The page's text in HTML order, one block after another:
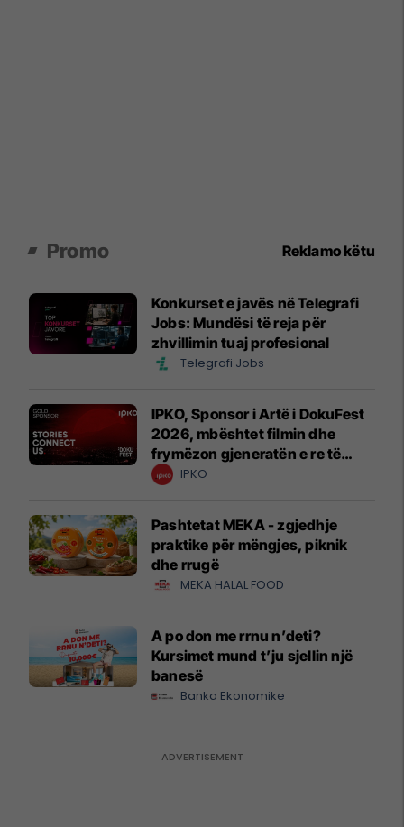
Promo Reklamo këtu
Konkurset e javës në Telegrafi
Jobs: Mundësi të reja për
zhvillimin tuaj profesional
Telegrafi Jobs
IPKO, Sponsor i Artë i DokuFest
2026, mbështet filmin dhe
frymëzon gjeneratën e re të
krijuesve
IPKO
Pashtetat MEKA - zgjedhje
praktike për mëngjes, piknik
dhe rrugë
MEKA HALAL FOOD
A po don me rrnu n’deti?
Kursimet mund t’ju sjellin një
banesë
Banka Ekonomike